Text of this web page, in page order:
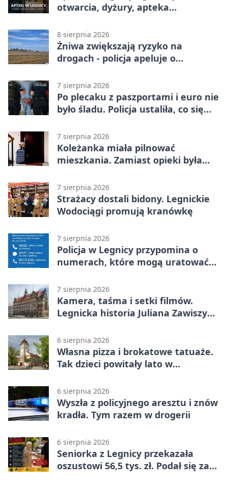
otwarcia, dyżury, apteka
8 sierpnia 2026
Żniwa zwiększają ryzyko na
drogach - policja apeluje o
7 sierpnia 2026
Po plecaku z paszportami i euro nie
było śladu. Policja ustaliła, co się
7 sierpnia 2026
Koleżanka miała pilnować
mieszkania. Zamiast opieki była
7 sierpnia 2026
Strażacy dostali bidony. Legnickie
Wodociągi promują kranówkę
7 sierpnia 2026
Policja w Legnicy przypomina o
numerach, które mogą uratować
7 sierpnia 2026
Kamera, taśma i setki filmów.
Legnicka historia Juliana Zawiszy
6 sierpnia 2026
Własna pizza i brokatowe tatuaże.
Tak dzieci powitały lato w
6 sierpnia 2026
Wyszła z policyjnego aresztu i znów
kradła. Tym razem w drogerii
6 sierpnia 2026
Seniorka z Legnicy przekazała
oszustowi 56,5 tys. zł. Podał się za